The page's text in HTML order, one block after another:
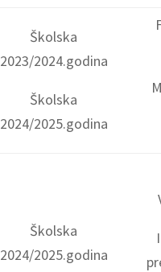
Školska
2023/2024.godina
Školska
2024/2025.godina
Školska
2024/2025.godina